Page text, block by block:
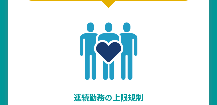
連続勤務の上限規制